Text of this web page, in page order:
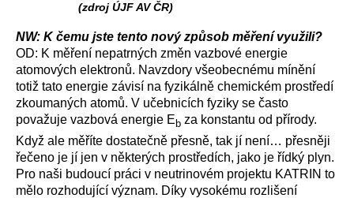
(zdroj ÚJF AV ČR)
NW: K čemu jste tento nový způsob měření využili?
OD: K měření nepatrných změn vazbové energie
atomových elektronů. Navzdory všeobecnému mínění
totiž tato energie závisí na fyzikálně chemickém prostředí
zkoumaných atomů. V učebnicích fyziky se často
považuje vazbová energie E b za konstantu od přírody.
Když ale měříte dostatečně přesně, tak jí není… přesněji
řečeno je jí jen v některých prostředích, jako je řídký plyn.
Pro naši budoucí práci v neutrinovém projektu KATRIN to
mělo rozhodující význam. Díky vysokému rozlišení